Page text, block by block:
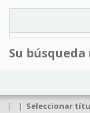
Su
| | Seleccionar